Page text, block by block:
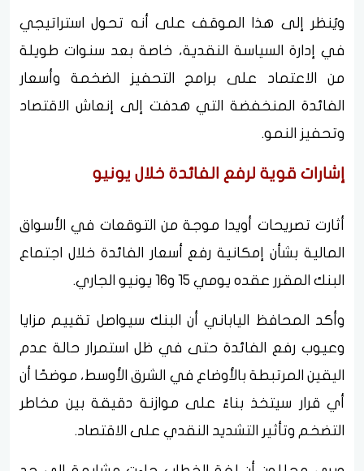
ويُنظر إلى هذا الموقف على أنه تحول استراتيجي
في إدارة السياسة النقدية، خاصة بعد سنوات طويلة
من الاعتماد على برامج التحفيز الضخمة وأسعار
الفائدة المنخفضة التي هدفت إلى إنعاش الاقتصاد
وتحفيز النمو.
إشارات قوية لرفع الفائدة خلال يونيو
أثارت تصريحات أويدا موجة من التوقعات في الأسواق
المالية بشأن إمكانية رفع أسعار الفائدة خلال اجتماع
البنك المقرر عقده يومي 15 و16 يونيو الجاري.
وأكد المحافظ الياباني أن البنك سيواصل تقييم مزايا
وعيوب رفع الفائدة حتى في ظل استمرار حالة عدم
اليقين المرتبطة بالأوضاع في الشرق الأوسط، موضحًا أن
أي قرار سيتخذ بناءً على موازنة دقيقة بين مخاطر
التضخم وتأثير التشديد النقدي على الاقتصاد.